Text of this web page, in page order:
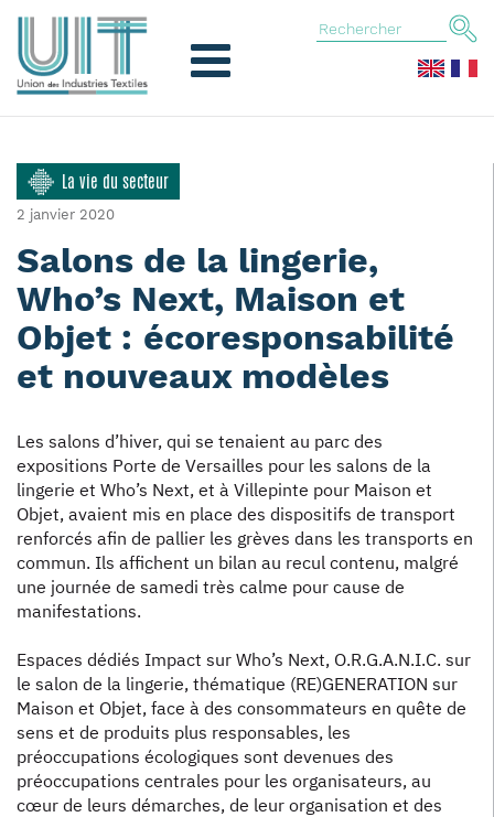
La vie du secteur
2 janvier 2020
Salons de la lingerie,
Who’s Next, Maison et
Objet : écoresponsabilité
et nouveaux modèles
Les salons d’hiver, qui se tenaient au parc des
expositions Porte de Versailles pour les salons de la
lingerie et Who’s Next, et à Villepinte pour Maison et
Objet, avaient mis en place des dispositifs de transport
renforcés afin de pallier les grèves dans les transports en
commun. Ils affichent un bilan au recul contenu, malgré
une journée de samedi très calme pour cause de
manifestations.
Espaces dédiés Impact sur Who’s Next, O.R.G.A.N.I.C. sur
le salon de la lingerie, thématique (RE)GENERATION sur
Maison et Objet, face à des consommateurs en quête de
sens et de produits plus responsables, les
préoccupations écologiques sont devenues des
préoccupations centrales pour les organisateurs, au
cœur de leurs démarches, de leur organisation et des